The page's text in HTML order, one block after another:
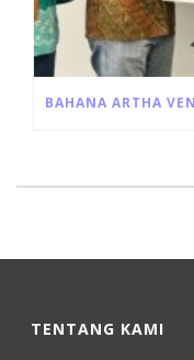
TENTANG KAMI